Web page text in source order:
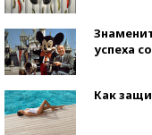
успеха
Как